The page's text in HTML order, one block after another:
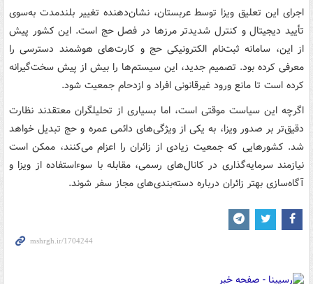
اجرای این تعلیق ویزا توسط عربستان، نشان‌دهنده‌ تغییر بلندمدت به‌سوی
تأیید دیجیتال و کنترل شدیدتر مرزها در فصل حج است. این کشور پیش
از این، سامانه ثبت‌نام الکترونیکی حج و کارت‌های هوشمند دسترسی را
معرفی کرده بود. تصمیم جدید، این سیستم‌ها را بیش‌ از پیش سخت‌گیرانه
کرده است تا مانع ورود غیرقانونی افراد و ازدحام جمعیت شود.
اگرچه این سیاست موقتی است، اما بسیاری از تحلیلگران معتقدند نظارت
دقیق‌تر بر صدور ویزا، به یکی از ویژگی‌های دائمی عمره و حج تبدیل خواهد
شد. کشورهایی که جمعیت زیادی از زائران را اعزام می‌کنند، ممکن است
نیازمند سرمایه‌گذاری در کانال‌های رسمی، مقابله با سوءاستفاده از ویزا و
آگاه‌سازی بهتر زائران درباره‌ دسته‌بندی‌های مجاز سفر شوند.